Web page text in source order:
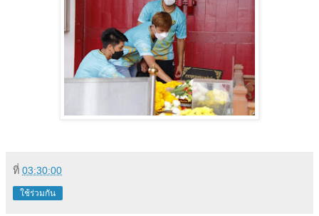
ที่ 03:30:00
ใช้ร่วมกัน